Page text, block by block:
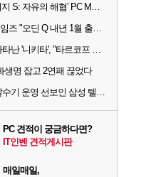
‘아키에이지 S: 자유의 해협’ PC MMORPG로 개발한다
카카오게임즈 "오딘 Q 내년 1월 출시, 연기는 없다"
차조에 나타난 '니키타', "타르코프 PvE 프레스티지 연내 출시 목표"
생명 잡고 2연패 끊었다
전성기 탈수기 운영 선보인 삼성 텔레콤, 3:0 완승
PC 견적이 궁금하다면?
IT인벤 견적게시판
매일매일,